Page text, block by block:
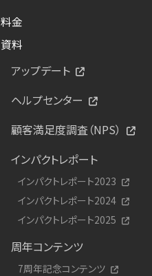
料金
資料
アップデート
ヘルプセンター
顧客満足度調査（NPS）
インパクトレポート
インパクトレポート2023
インパクトレポート2024
インパクトレポート2025
周年コンテンツ
7周年記念コンテンツ